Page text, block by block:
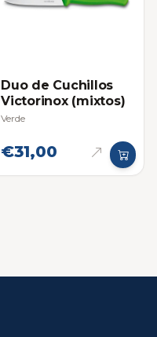
Duo de Cuchillos
Victorinox (mixtos)
Verde
€31,00